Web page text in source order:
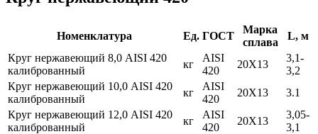
Номенклатура Ед. ГОСТ
Марка
сплава
L, м
Круг нержавеющий 8,0 AISI 420
калиброванный
кг
AISI
420
20Х13
3,1-
3,2
Круг нержавеющий 10,0 AISI 420
калиброванный
кг
AISI
420
20Х13
3.1
Круг нержавеющий 12,0 AISI 420
калиброванный
кг
AISI
420
20X13
3,05-
3,1